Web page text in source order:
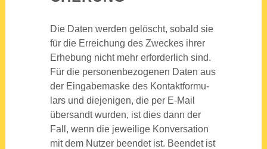
Die Daten wer­den gelöscht, sobald sie
für die Errei­chung des Zwe­ckes ihrer
Erhe­bung nicht mehr erfor­der­lich sind.
Für die per­so­nen­be­zo­ge­nen Daten aus
der Ein­ga­be­mas­ke des Kon­takt­for­mu­
lars und die­je­ni­gen, die per E‑Mail
über­sandt wur­den, ist dies dann der
Fall, wenn die jewei­li­ge Kon­ver­sa­ti­on
mit dem Nut­zer been­det ist. Been­det ist